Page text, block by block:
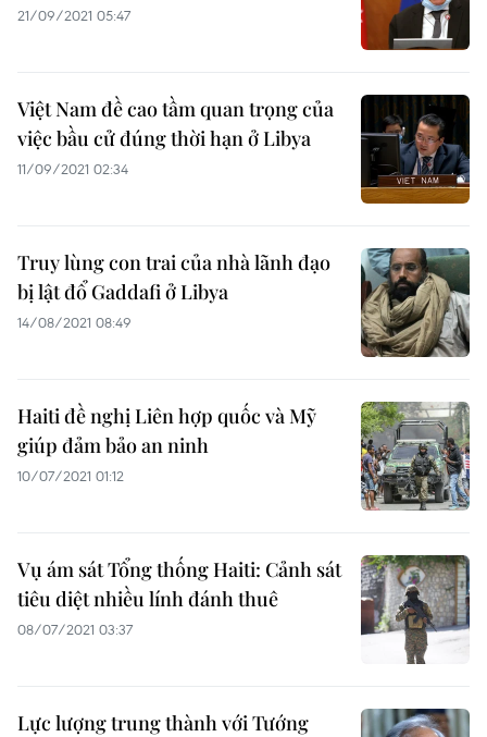
21/09/2021 05:47
Việt Nam đề cao tầm quan trọng của
việc bầu cử đúng thời hạn ở Libya
11/09/2021 02:34
Truy lùng con trai của nhà lãnh đạo
bị lật đổ Gaddafi ở Libya
14/08/2021 08:49
Haiti đề nghị Liên hợp quốc và Mỹ
giúp đảm bảo an ninh
10/07/2021 01:12
Vụ ám sát Tổng thống Haiti: Cảnh sát
tiêu diệt nhiều lính đánh thuê
08/07/2021 03:37
Lực lượng trung thành với Tướng